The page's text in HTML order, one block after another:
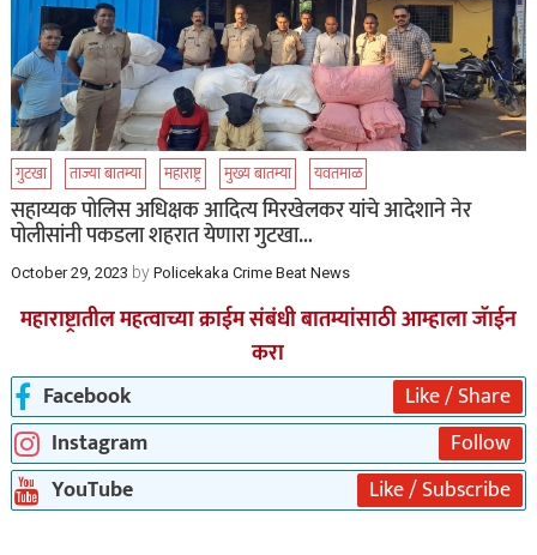
गुटखा ताज्या बातम्या महाराष्ट्र मुख्य बातम्या यवतमाळ
सहाय्यक पोलिस अधिक्षक आदित्य मिरखेलकर यांचे आदेशाने नेर
पोलीसांनी पकडला शहरात येणारा गुटखा…
October 29, 2023 by Policekaka Crime Beat News
महाराष्ट्रातील महत्वाच्या क्राईम संबंधी बातम्यांसाठी आम्हाला जॅाईन
करा
Facebook
Like / Share
Instagram
Follow
YouTube
Like / Subscribe